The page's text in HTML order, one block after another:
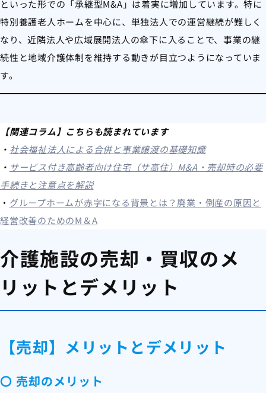
といった形での「承継型M&A」は着実に増加しています。特に
特別養護老人ホームを中心に、単独法人での運営継続が難しく
なり、近隣法人や広域展開法人の傘下に入ることで、事業の継
続性と地域介護体制を維持する動きが目立つようになっていま
す。
【関連コラム】こちらも読まれています
・ 社会福祉法人による合併と事業譲渡の基礎知識
・ サービス付き高齢者向け住宅（サ高住）M&A・売却時の必要
手続きと注意点を解説
・ グループホームが赤字になる背景とは？廃業・倒産の原因と
経営改善のためのM＆A
介護施設の売却・買収のメ
リットとデメリット
【売却】メリットとデメリット
〇 売却のメリット